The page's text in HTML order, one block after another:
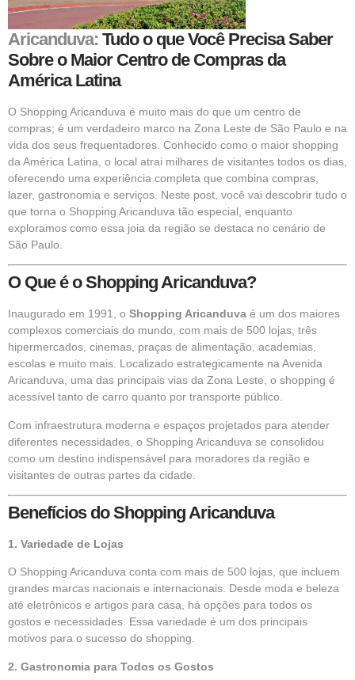
Aricanduva: Tudo o que Você Precisa Saber
Sobre o Maior Centro de Compras da
América Latina
O Shopping Aricanduva é muito mais do que um centro de
compras; é um verdadeiro marco na Zona Leste de São Paulo e na
vida dos seus frequentadores. Conhecido como o maior shopping
da América Latina, o local atrai milhares de visitantes todos os dias,
oferecendo uma experiência completa que combina compras,
lazer, gastronomia e serviços. Neste post, você vai descobrir tudo o
que torna o Shopping Aricanduva tão especial, enquanto
exploramos como essa joia da região se destaca no cenário de
São Paulo.
O Que é o Shopping Aricanduva?
Inaugurado em 1991, o Shopping Aricanduva é um dos maiores
complexos comerciais do mundo, com mais de 500 lojas, três
hipermercados, cinemas, praças de alimentação, academias,
escolas e muito mais. Localizado estrategicamente na Avenida
Aricanduva, uma das principais vias da Zona Leste, o shopping é
acessível tanto de carro quanto por transporte público.
Com infraestrutura moderna e espaços projetados para atender
diferentes necessidades, o Shopping Aricanduva se consolidou
como um destino indispensável para moradores da região e
visitantes de outras partes da cidade.
Benefícios do Shopping Aricanduva
1. Variedade de Lojas
O Shopping Aricanduva conta com mais de 500 lojas, que incluem
grandes marcas nacionais e internacionais. Desde moda e beleza
até eletrônicos e artigos para casa, há opções para todos os
gostos e necessidades. Essa variedade é um dos principais
motivos para o sucesso do shopping.
2. Gastronomia para Todos os Gostos